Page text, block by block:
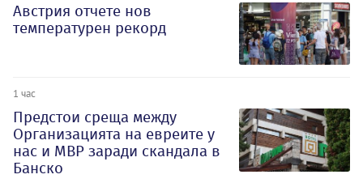
Австрия отчете нов
температурен рекорд
1 час
Предстои среща между
Организацията на евреите у
нас и МВР заради скандала в
Банско